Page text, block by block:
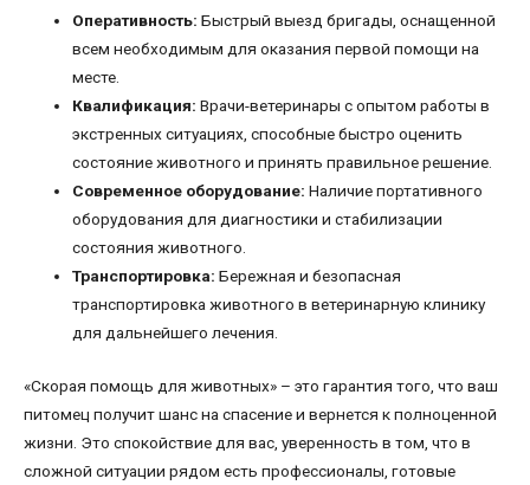
Оперативность: Быстрый выезд бригады, оснащенной
всем необходимым для оказания первой помощи на
месте.
Квалификация: Врачи-ветеринары с опытом работы в
экстренных ситуациях, способные быстро оценить
состояние животного и принять правильное решение.
Современное оборудование: Наличие портативного
оборудования для диагностики и стабилизации
состояния животного.
Транспортировка: Бережная и безопасная
транспортировка животного в ветеринарную клинику
для дальнейшего лечения.
«Скорая помощь для животных» – это гарантия того, что ваш
питомец получит шанс на спасение и вернется к полноценной
жизни. Это спокойствие для вас, уверенность в том, что в
сложной ситуации рядом есть профессионалы, готовые